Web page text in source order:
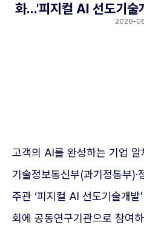
화...'피지컬 AI 선도기
과제
2026-
고객의 AI를 완성하는 기업
기술정보통신부(과기정통부)·
주관 ‘피지컬 AI 선도기술개
회에 공동연구기관으로 참여